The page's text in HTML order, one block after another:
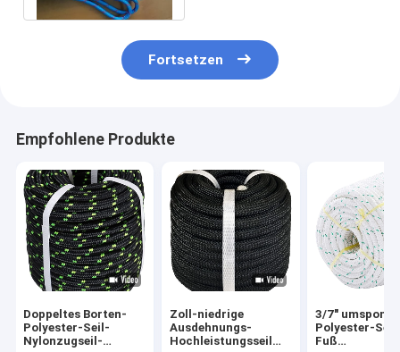
Fortsetzen
Empfohlene Produkte
Doppeltes Borten-
Polyester-Seil-
Nylonzugseil-
Zoll-niedrige
Ausdehnungs-
Hochleistungsseil
3/7"
Polyester-Seil
Fuß